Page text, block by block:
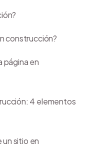
construcción?
página en
4 elementos
sitio en